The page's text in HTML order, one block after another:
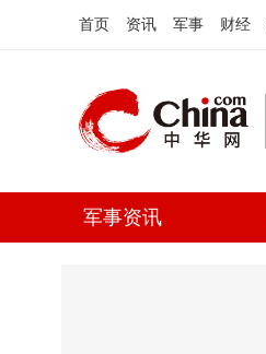
首页 资讯 军事 财经
军事资讯